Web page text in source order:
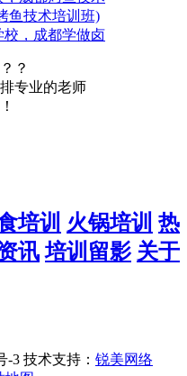
鱼技术培训班)
校，成都学做卤
？
专业的老师
培训 火锅培训 热
讯 培训留影 关于
-3 技术支持： 锐美网络